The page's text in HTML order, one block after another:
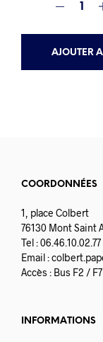
AJOUTER
COORDONNÉES
1, place Colbert
76130 Mont Saint
Tel : 06.46.10.02.77
Email :
Accès : Bus F2 /
INFORMATIONS